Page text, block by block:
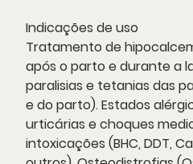
Indicações de uso
Tratamento de
após o parto e durante a
paralisias e tetanias das
e do parto). Estados
urticárias e choques
intoxicações (BHC, DDT,